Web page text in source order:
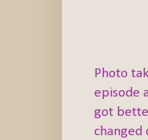
Photo
episode
got
changed